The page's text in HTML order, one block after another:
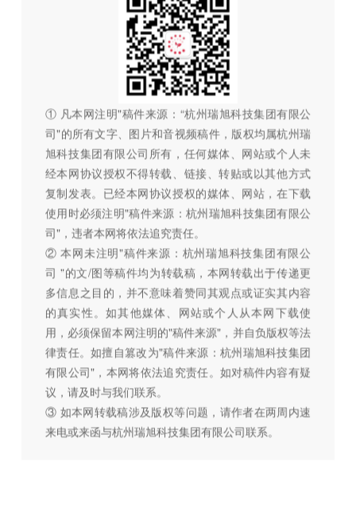
① 凡本网注明"稿件来源：“杭州瑞旭科技集团有限公
司"的所有文字、图片和音视频稿件，版权均属杭州瑞
旭科技集团有限公司所有，任何媒体、网站或个人未
经本网协议授权不得转载、链接、转贴或以其他方式
复制发表。已经本网协议授权的媒体、网站，在下载
使用时必须注明"稿件来源：杭州瑞旭科技集团有限公
司"，违者本网将依法追究责任。
② 本网未注明"稿件来源：杭州瑞旭科技集团有限公
司 "的文/图等稿件均为转载稿，本网转载出于传递更
多信息之目的，并不意味着赞同其观点或证实其内容
的真实性。如其他媒体、网站或个人从本网下载使
用，必须保留本网注明的"稿件来源"，并自负版权等法
律责任。如擅自篡改为"稿件来源：杭州瑞旭科技集团
有限公司"，本网将依法追究责任。如对稿件内容有疑
议，请及时与我们联系。
③ 如本网转载稿涉及版权等问题，请作者在两周内速
来电或来函与杭州瑞旭科技集团有限公司联系。